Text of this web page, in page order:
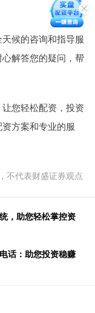
候的咨询和指导服
解答您的疑问，帮
您轻松配资，投资
方案和专业的服
不代表财盛证券观点
，助您轻松掌控资
话：助您投资稳赚